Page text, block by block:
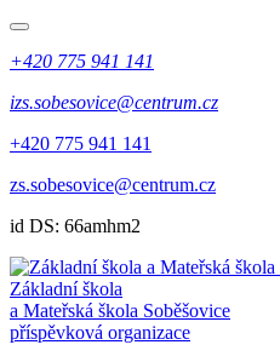
+420 775 941 141
izs.sobesovice@centrum.cz
+420 775 941 141
zs.sobesovice@centrum.cz
id DS: 66amhm2
Základní škola
a Mateřská škola Soběšovice
příspěvková organizace